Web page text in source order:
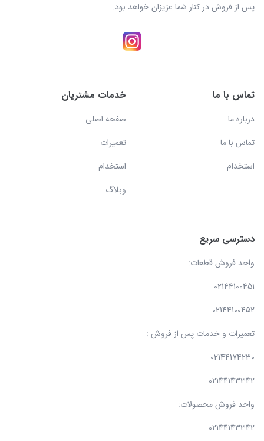
پس از فروش در کنار شما عزیزان خواهد بود.
تماس با ما
درباره ما
تماس با ما
استخدام
خدمات مشتریان
صفحه اصلی
تعمیرات
استخدام
وبلاگ
دسترسی سریع
واحد فروش قطعات:
02144100451
02144100452
تعمیرات و خدمات پس از فروش :
02144174230
02144143342
واحد فروش محصولات:
02144143342